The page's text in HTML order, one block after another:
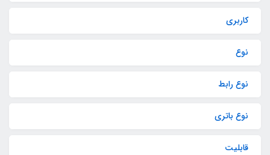
کاربری
نوع
نوع رابط
نوع باتری
قابلیت‌